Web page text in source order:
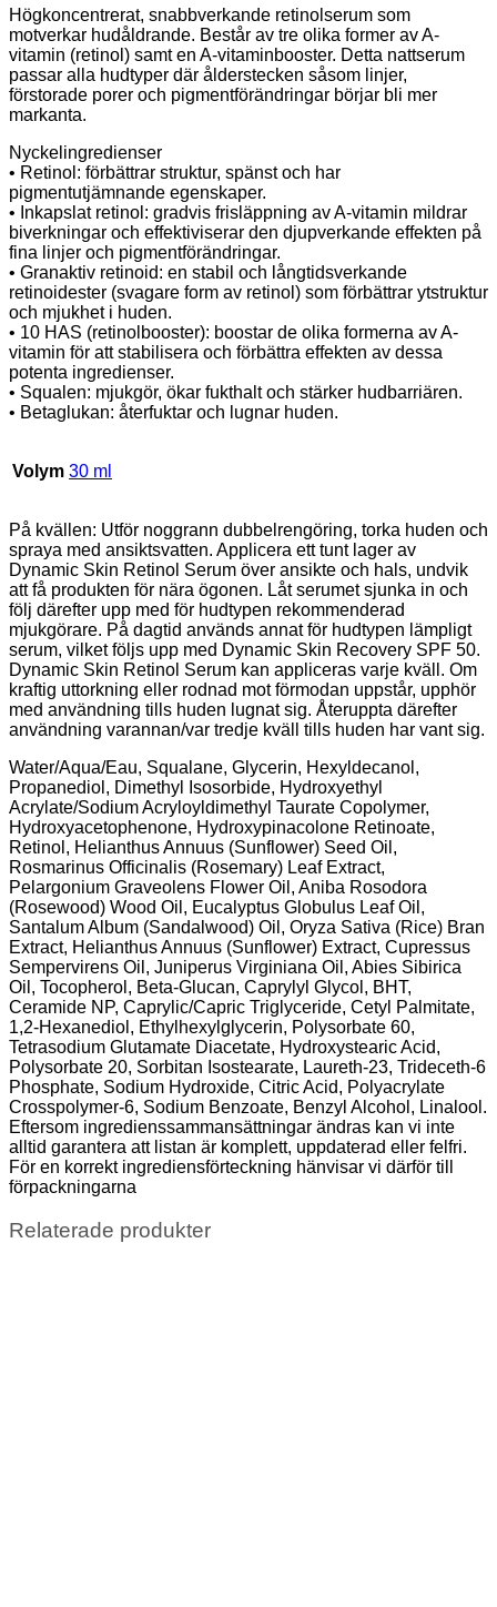
Högkoncentrerat, snabbverkande retinolserum som
motverkar hudåldrande. Består av tre olika former av A-
vitamin (retinol) samt en A-vitaminbooster. Detta nattserum
passar alla hudtyper där ålderstecken såsom linjer,
förstorade porer och pigmentförändringar börjar bli mer
markanta.
Nyckelingredienser
• Retinol: förbättrar struktur, spänst och har
pigmentutjämnande egenskaper.
• Inkapslat retinol: gradvis frisläppning av A-vitamin mildrar
biverkningar och effektiviserar den djupverkande effekten på
fina linjer och pigmentförändringar.
• Granaktiv retinoid: en stabil och långtidsverkande
retinoidester (svagare form av retinol) som förbättrar ytstruktur
och mjukhet i huden.
• 10 HAS (retinolbooster): boostar de olika formerna av A-
vitamin för att stabilisera och förbättra effekten av dessa
potenta ingredienser.
• Squalen: mjukgör, ökar fukthalt och stärker hudbarriären.
• Betaglukan: återfuktar och lugnar huden.
Volym 30 ml
På kvällen: Utför noggrann dubbelrengöring, torka huden och
spraya med ansiktsvatten. Applicera ett tunt lager av
Dynamic Skin Retinol Serum över ansikte och hals, undvik
att få produkten för nära ögonen. Låt serumet sjunka in och
följ därefter upp med för hudtypen rekommenderad
mjukgörare. På dagtid används annat för hudtypen lämpligt
serum, vilket följs upp med Dynamic Skin Recovery SPF 50.
Dynamic Skin Retinol Serum kan appliceras varje kväll. Om
kraftig uttorkning eller rodnad mot förmodan uppstår, upphör
med användning tills huden lugnat sig. Återuppta därefter
användning varannan/var tredje kväll tills huden har vant sig.
Water/Aqua/Eau, Squalane, Glycerin, Hexyldecanol,
Propanediol, Dimethyl Isosorbide, Hydroxyethyl
Acrylate/Sodium Acryloyldimethyl Taurate Copolymer,
Hydroxyacetophenone, Hydroxypinacolone Retinoate,
Retinol, Helianthus Annuus (Sunflower) Seed Oil,
Rosmarinus Officinalis (Rosemary) Leaf Extract,
Pelargonium Graveolens Flower Oil, Aniba Rosodora
(Rosewood) Wood Oil, Eucalyptus Globulus Leaf Oil,
Santalum Album (Sandalwood) Oil, Oryza Sativa (Rice) Bran
Extract, Helianthus Annuus (Sunflower) Extract, Cupressus
Sempervirens Oil, Juniperus Virginiana Oil, Abies Sibirica
Oil, Tocopherol, Beta-Glucan, Caprylyl Glycol, BHT,
Ceramide NP, Caprylic/Capric Triglyceride, Cetyl Palmitate,
1,2-Hexanediol, Ethylhexylglycerin, Polysorbate 60,
Tetrasodium Glutamate Diacetate, Hydroxystearic Acid,
Polysorbate 20, Sorbitan Isostearate, Laureth-23, Trideceth-6
Phosphate, Sodium Hydroxide, Citric Acid, Polyacrylate
Crosspolymer-6, Sodium Benzoate, Benzyl Alcohol, Linalool.
Eftersom ingredienssammansättningar ändras kan vi inte
alltid garantera att listan är komplett, uppdaterad eller felfri.
För en korrekt ingrediensförteckning hänvisar vi därför till
förpackningarna
Relaterade produkter